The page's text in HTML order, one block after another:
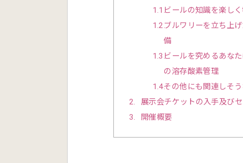
1.1 ビールの知識を楽し
1.2 ブルワリーを立ち上
備
1.3 ビールを究めるあな
の溶存酸素管理
1.4その他にも関連しそ
2
展示会チケットの入手及び
3
開催概要